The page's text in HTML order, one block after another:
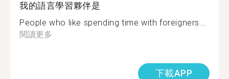
我的語言學習夥伴是
People who like spending time with foreigners...
閱讀更多
下載APP